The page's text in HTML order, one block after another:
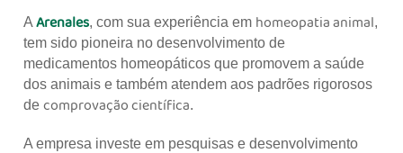
AArenales, com sua experiência em homeopatia animal,
tem sido pioneira no desenvolvimento de
medicamentos homeopáticos que promovem a saúde
dos animais e também atendem aos padrões rigorosos
decomprovação científica.
A empresa investe em pesquisas e desenvolvimento